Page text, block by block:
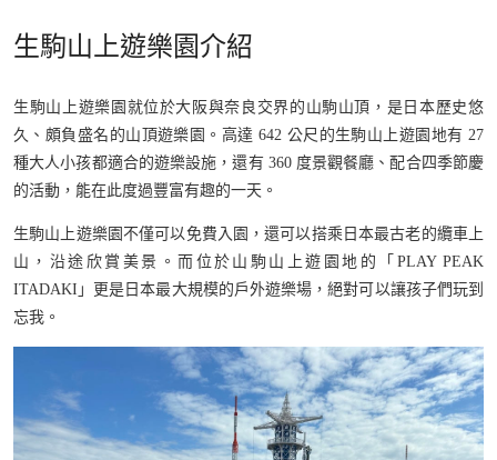
生駒山上遊樂園介紹
生駒山上遊樂園就位於大阪與奈良交界的山駒山頂，是日本歷史悠
久、頗負盛名的山頂遊樂園。高達 642 公尺的生駒山上遊園地有 27
種大人小孩都適合的遊樂設施，還有 360 度景觀餐廳、配合四季節慶
的活動，能在此度過豐富有趣的一天。
生駒山上遊樂園不僅可以免費入園，還可以搭乘日本最古老的纜車上
山，沿途欣賞美景。而位於山駒山上遊園地的「PLAY PEAK
ITADAKI」更是日本最大規模的戶外遊樂場，絕對可以讓孩子們玩到
忘我。